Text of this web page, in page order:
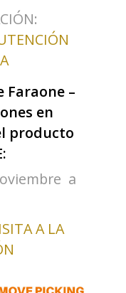
Faraone –
en
producto
a
A LA